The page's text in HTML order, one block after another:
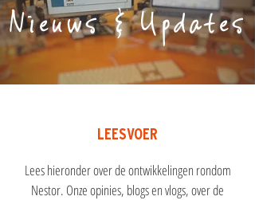
Nieuws & Updates
LEESVOER
Lees hieronder over de ontwikkelingen rondom
Nestor. Onze opinies, blogs en vlogs, over de